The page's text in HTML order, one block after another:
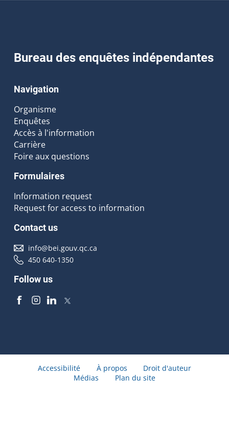
Bureau des enquêtes indépendantes
Navigation
Organisme
Enquêtes
Accès à l'information
Carrière
Foire aux questions
Formulaires
Information request
Request for access to information
Contact us
info@bei.gouv.qc.ca
450 640-1350
Follow us
Accessibilité À propos
Droit d'auteur
Médias
Plan du site